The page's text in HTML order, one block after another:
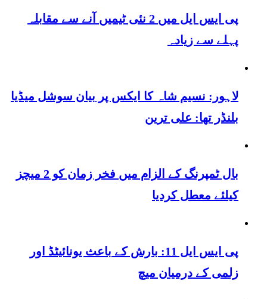
پی ایس ایل میں 2 نئی ٹیمیں آنے سے مقابلہ
پہلے سے زیادہ
لاہور: نسیم شاہ کا ایکس پر بیان سوشل میڈیا
بلنڈر تھا: علی ترین
بال ٹمپرنگ کے الزام میں فخر زمان کو 2 میچز
کیلئے معطل کردیا
پی ایس ایل 11: بارش کے باعث یونائیٹڈ اور
زلمی کے درمیان میچ